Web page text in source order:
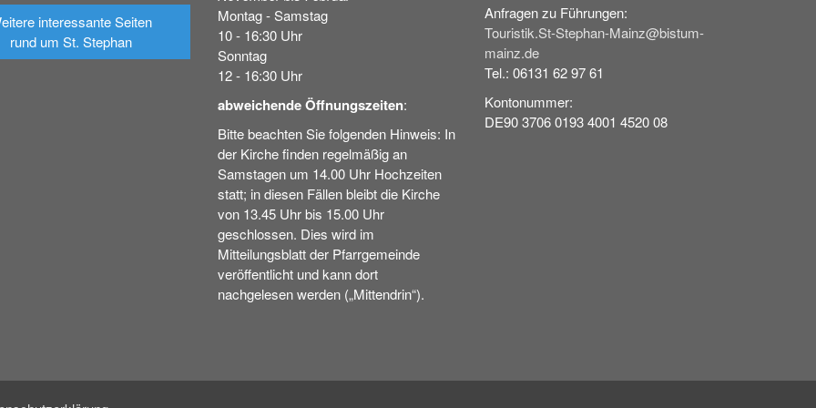
interessante Seiten
rund um St. Stephan
Montag - Samstag
10 - 16:30 Uhr
Sonntag
12 - 16:30 Uhr
abweichende Öffnungszeiten:
Bitte beachten Sie folgenden Hinweis: In
der Kirche finden regelmäßig an
Samstagen um 14.00 Uhr Hochzeiten
statt; in diesen Fällen bleibt die Kirche
von 13.45 Uhr bis 15.00 Uhr
geschlossen. Dies wird im
Mitteilungsblatt der Pfarrgemeinde
veröffentlicht und kann dort
nachgelesen werden („Mittendrin“).
Anfragen zu Führungen:
Touristik.St-Stephan-Mainz@bistum-
mainz.de
Tel.: 06131 62 97 61
Kontonummer:
DE90 3706 0193 4001 4520 08